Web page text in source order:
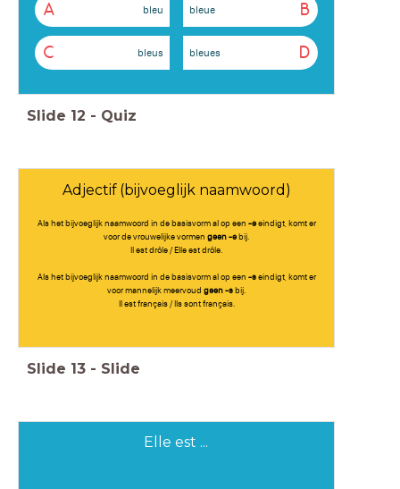
A bleu B
bleue
C bleus D
bleues
Slide 12 - Quiz
Adjectif (bijvoeglijk naamwoord)
Als het bijvoeglijk naamwoord in de basisvorm al op een -eeindigt, komt er
voor de vrouwelijke vormen geen -ebij.
Il est drôle / Elle est drôle.
Als het bijvoeglijk naamwoord in de basisvorm al op een -seindigt, komt er
voor mannelijk meervoud geen -sbij.
Il est français / Ils sont français.
Slide 13 - Slide
Elle est ...